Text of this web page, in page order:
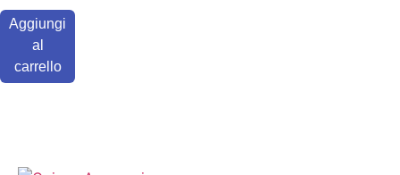
Aggiungi
al
carrello